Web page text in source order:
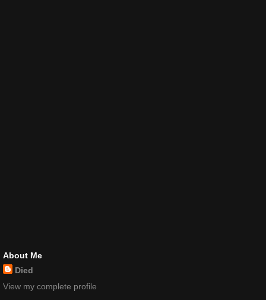
About Me
Died
View my complete profile